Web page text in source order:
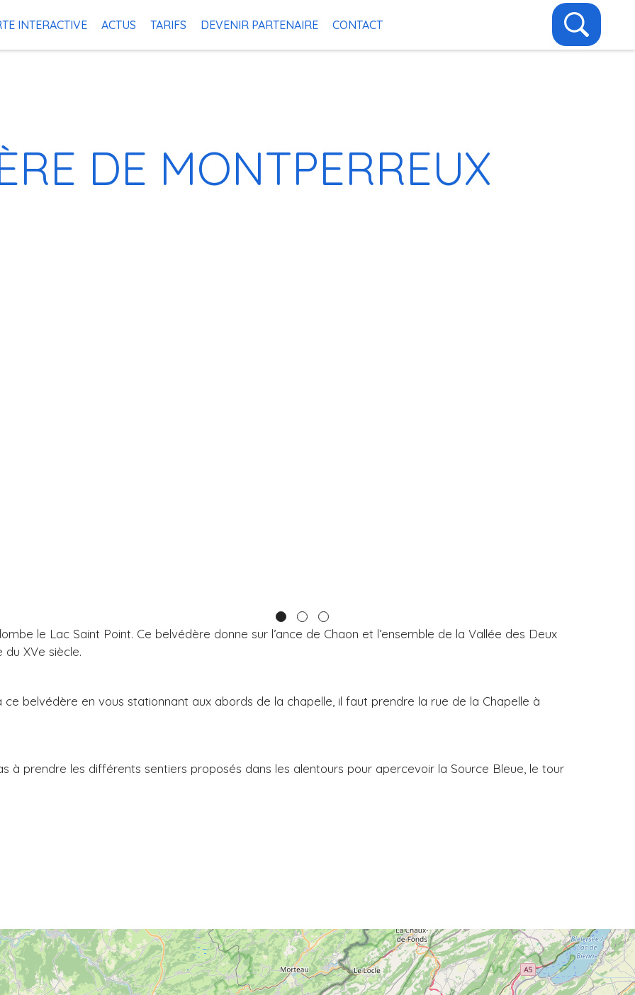
INTERACTIVE ACTUS TARIFS DEVENIR PARTENAIRE CONTACT
DE MONTPERREUX
le Lac Saint Point. Ce belvédère donne sur l’ance de Chaon et l’ensemble de la Vallée des Deux
XVe siècle.
belvédère en vous stationnant aux abords de la chapelle, il faut prendre la rue de la Chapelle à
à prendre les différents sentiers proposés dans les alentours pour apercevoir la Source Bleue, le tour